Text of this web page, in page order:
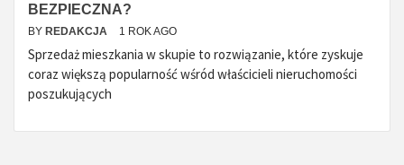
BEZPIECZNA?
BY REDAKCJA 1 ROK AGO
Sprzedaż mieszkania w skupie to rozwiązanie, które zyskuje
coraz większą popularność wśród właścicieli nieruchomości
poszukujących